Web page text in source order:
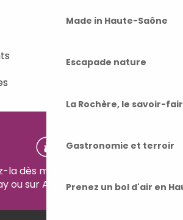
Made in Haute-Saône
Escapade nature
La Rochère, le savoir-
Gastronomie et terroir
Prenez un bol d'air en
la dès maintenant sur Google
ou sur Apple Store !